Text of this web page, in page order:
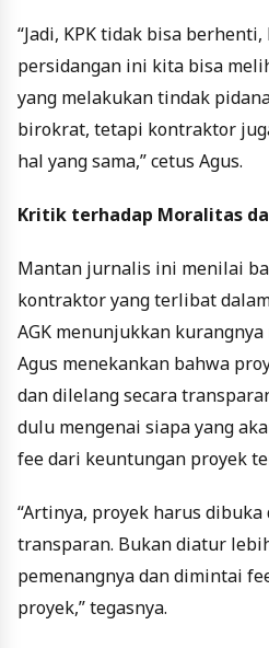
“Jadi, KPK tidak bisa
persidangan ini kita bisa
yang melakukan tindak
birokrat, tetapi kontraktor
hal yang sama,” cetus Agus.
Kritik terhadap Moralitas
Mantan jurnalis ini menilai
kontraktor yang terlibat
AGK menunjukkan
Agus menekankan bahwa
dan dilelang secara
dulu mengenai siapa yang
fee dari keuntungan proyek
“Artinya, proyek harus
transparan. Bukan diatur
pemenangnya dan dimintai
proyek,” tegasnya.